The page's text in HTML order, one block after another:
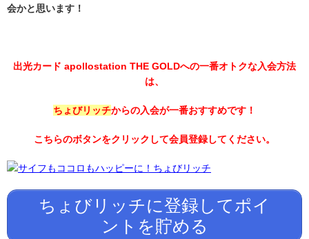
会かと思います！
出光カード apollostation THE GOLDへの一番オトクな入会方法
は、
ちょびリッチからの入会が一番おすすめです！
こちらのボタンをクリックして会員登録してください。
ちょびリッチに登録してポイ
ントを貯める